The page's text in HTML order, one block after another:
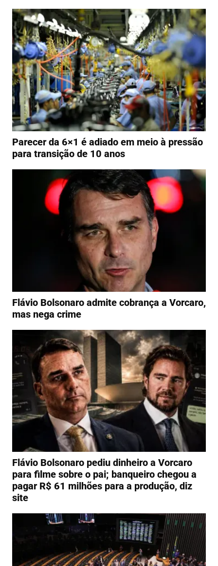
Parecer da 6×1 é adiado em meio à pressão
para transição de 10 anos
Flávio Bolsonaro admite cobrança a Vorcaro,
mas nega crime
Flávio Bolsonaro pediu dinheiro a Vorcaro
para filme sobre o pai; banqueiro chegou a
pagar R$ 61 milhões para a produção, diz
site